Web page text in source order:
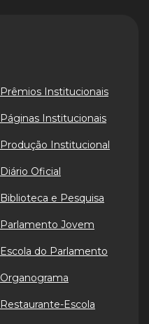
Prêmios Institucionais
Páginas Institucionais
Produção Institucional
Diário Oficial
Biblioteca e Pesquisa
Parlamento Jovem
Escola do Parlamento
Organograma
Restaurante-Escola